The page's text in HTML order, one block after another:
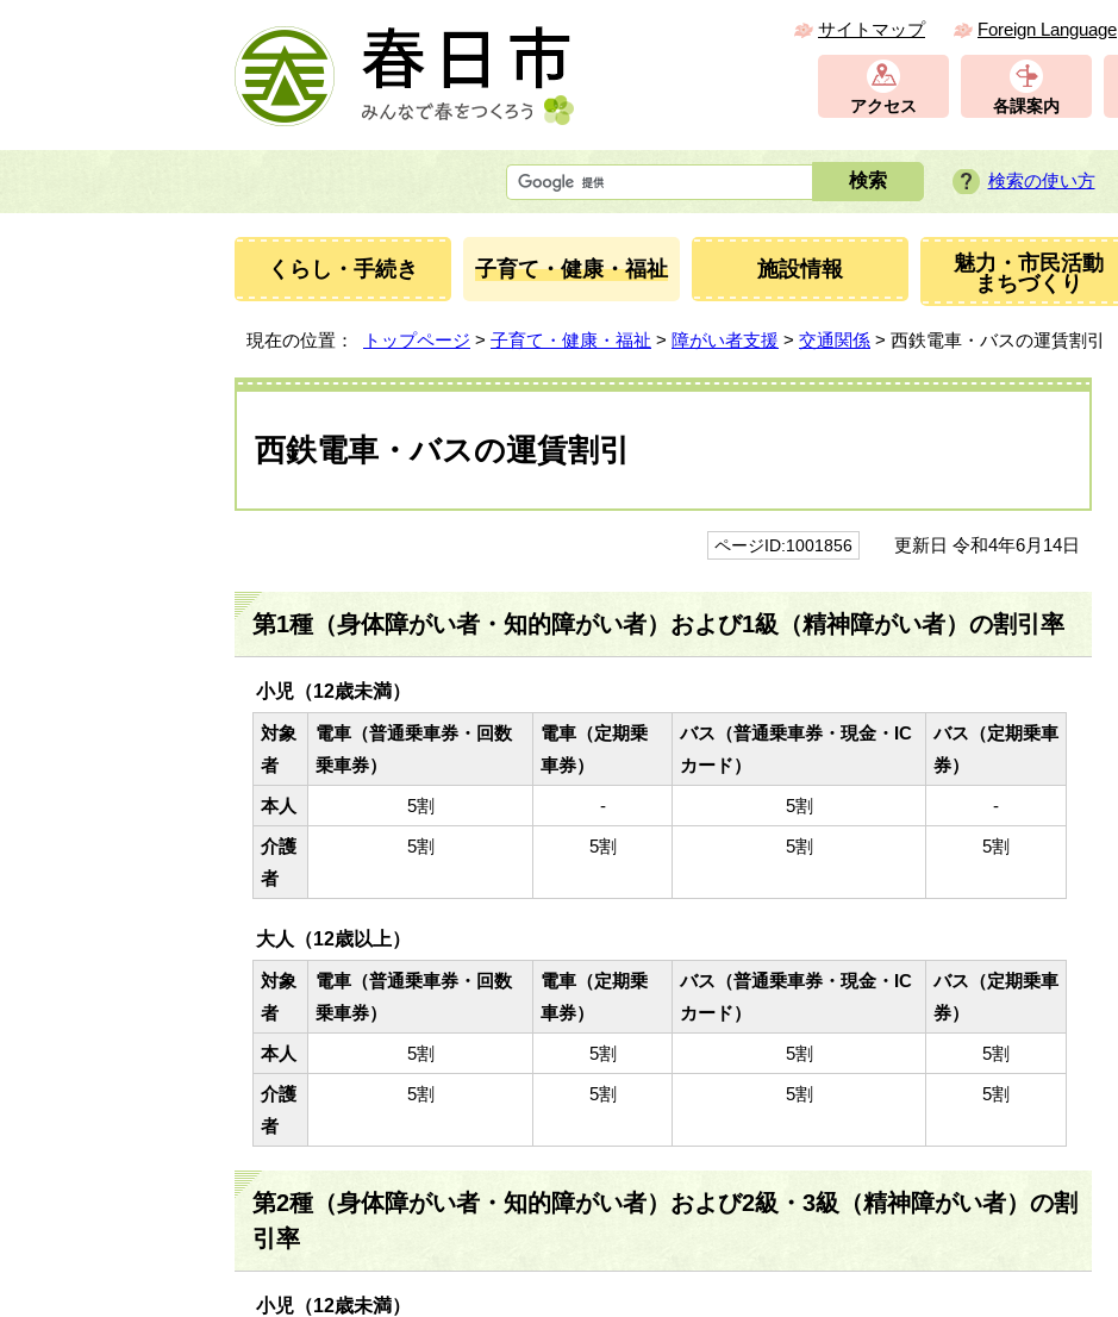
サイトマップ Foreign Language
アクセス 各課案内
検索の使い方
くらし・手続き 子育て・健康・福祉 施設情報
魅力・市民活動
まちづくり
現在の位置： トップページ > 子育て・健康・福祉 > 障がい者支援 > 交通関係 > 西鉄電車・バスの運賃割引
西鉄電車・バスの運賃割引
ページID:1001856 更新日 令和4年6月14日
第1種（身体障がい者・知的障がい者）および1級（精神障がい者）の割引率
小児（12歳未満）
対象
者
電車（普通乗車券・回数
乗車券）
電車（定期乗
車券）
バス（普通乗車券・現金・IC
カード）
バス（定期乗車
券）
本人
5割 - 5割
-
介護
者
5割 5割 5割 5割
大人（12歳以上）
対象
者
電車（普通乗車券・回数
乗車券）
電車（定期乗
車券）
バス（普通乗車券・現金・IC
カード）
バス（定期乗車
券）
本人
5割 5割 5割
5割
介護
者
5割 5割 5割 5割
第2種（身体障がい者・知的障がい者）および2級・3級（精神障がい者）の割
引率
小児（12歳未満）